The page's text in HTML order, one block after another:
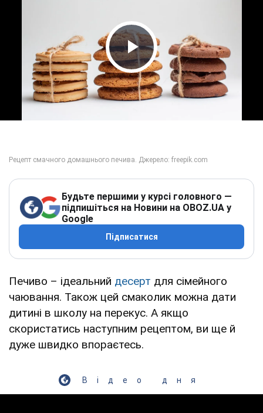
Play Video
Будьте першими у курсі головного —
підпишіться на Новини на OBOZ.UA у
Google
Підписатися
Печиво – ідеальний десерт для сімейного
чаювання. Також цей смаколик можна дати
дитині в школу на перекус. А якщо
скористатись наступним рецептом, ви ще й
дуже швидко впораєтесь.
Відео дня